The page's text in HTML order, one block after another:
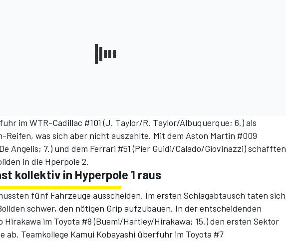
im WTR-Cadillac #101 (J. Taylor/R. Taylor/Albuquerque; 6.) als
Reifen, was sich aber nicht auszahlte. Mit dem Aston Martin #009
Angelis; 7.) und dem Ferrari #51 (Pier Guidi/Calado/Giovinazzi) schafften
in die Hperpole 2.
kollektiv in Hyperpole 1 raus
fünf Fahrzeuge ausscheiden. Im ersten Schlagabtausch taten sich
schwer, den nötigen Grip aufzubauen. In der entscheidenden
Hirakawa im Toyota #8 (Buemi/Hartley/Hirakawa; 15.) den ersten Sektor
ab. Teamkollege Kamui Kobayashi überfuhr im Toyota #7